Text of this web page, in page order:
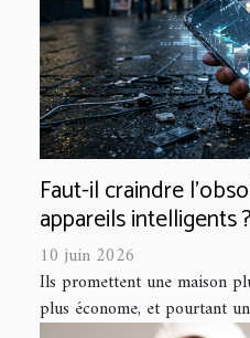
Faut-il craindre
appareils intelligents ?
10 juin 2026
Ils promettent une maison
plus économe, et pourtant